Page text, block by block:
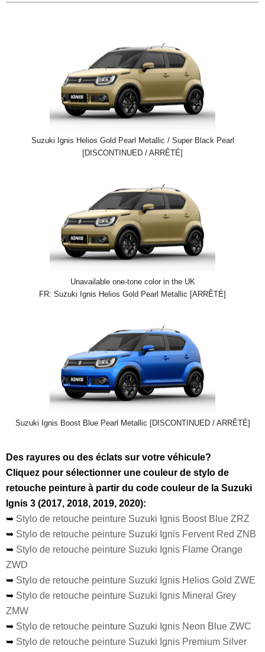
Suzuki Ignis Helios Gold Pearl Metallic / Super Black Pearl
[DISCONTINUED / ARRÊTÉ]
Unavailable one-tone color in the UK
FR: Suzuki Ignis Helios Gold Pearl Metallic [ARRÊTÉ]
Suzuki Ignis Boost Blue Pearl Metallic [DISCONTINUED / ARRÊTÉ]
Des rayures ou des éclats sur votre véhicule?
Cliquez pour sélectionner une couleur de stylo de
retouche peinture à partir du code couleur de la Suzuki
Ignis 3 (2017, 2018, 2019, 2020):
➥ Stylo de retouche peinture Suzuki Ignis Boost Blue ZRZ
➥ Stylo de retouche peinture Suzuki Ignis Fervent Red ZNB
➥ Stylo de retouche peinture Suzuki Ignis Flame Orange
ZWD
➥ Stylo de retouche peinture Suzuki Ignis Helios Gold ZWE
➥ Stylo de retouche peinture Suzuki Ignis Mineral Grey
ZMW
➥ Stylo de retouche peinture Suzuki Ignis Neon Blue ZWC
➥ Stylo de retouche peinture Suzuki Ignis Premium Silver